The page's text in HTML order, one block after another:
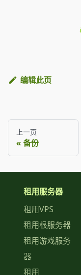
编辑此页
上一页
备份
租用服务器
租用VPS
租用根服务器
租用游戏服务
器
租用